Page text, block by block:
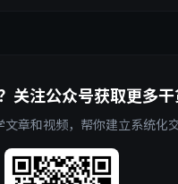
关注公众号获取更多干
文章和视频，帮你建立系统化